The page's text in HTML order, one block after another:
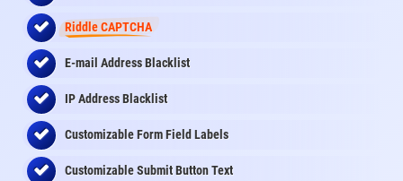
Riddle CAPTCHA
E-mail Address Blacklist
IP Address Blacklist
Customizable Form Field Labels
Customizable Submit Button Text